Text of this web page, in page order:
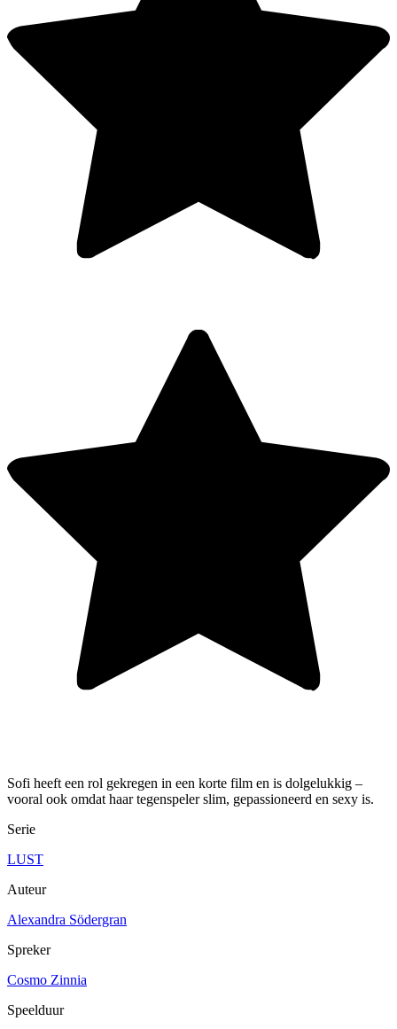
Sofi heeft een rol gekregen in een korte film en is dolgelukkig –
vooral ook omdat haar tegenspeler slim, gepassioneerd en sexy is.
Serie
LUST
Auteur
Alexandra Södergran
Spreker
Cosmo Zinnia
Speelduur